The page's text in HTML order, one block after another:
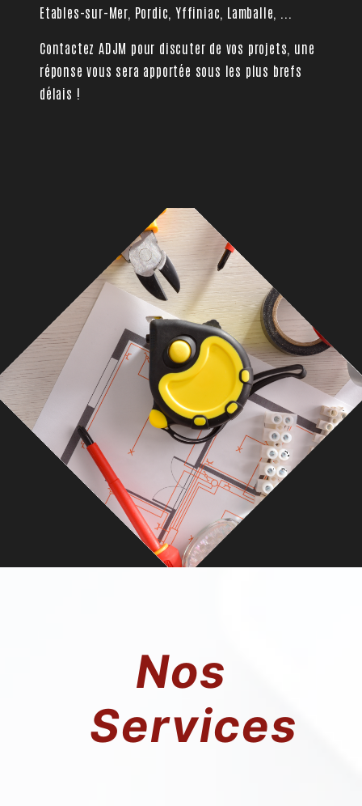
Etables-sur-Mer, Pordic, Yffiniac, Lamballe, ...
Contactez ADJM pour discuter de vos projets, une
réponse vous sera apportée sous les plus brefs
délais !
Nos
Services